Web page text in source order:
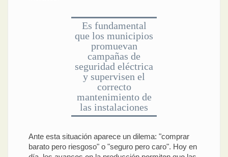
Es fundamental
que los municipios
promuevan
campañas de
seguridad eléctrica
y supervisen el
correcto
mantenimiento de
las instalaciones
Ante esta situación aparece un dilema: "comprar
barato pero riesgoso" o "seguro pero caro". Hoy en